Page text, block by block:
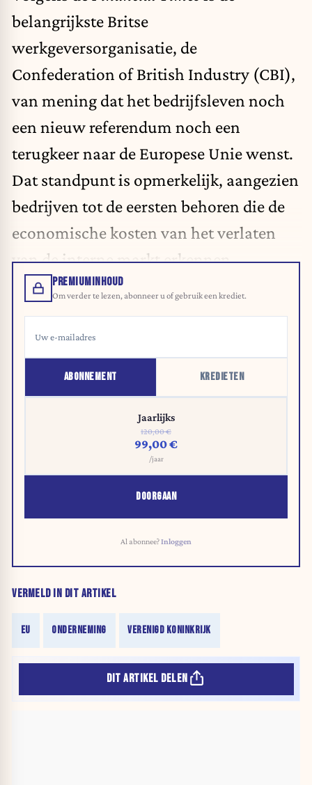
belangrijkste Britse
werkgeversorganisatie, de
Confederation of British Industry (CBI),
van mening dat het bedrijfsleven noch
een nieuw referendum noch een
terugkeer naar de Europese Unie wenst.
Dat standpunt is opmerkelijk, aangezien
bedrijven tot de eersten behoren die de
economische kosten van het verlaten
van de interne markt erkennen.
PREMIUMINHOUD
Om verder te lezen, abonneer u of gebruik een krediet.
ABONNEMENT KREDIETEN
Jaarlijks
120,00 €
99,00 €
/jaar
DOORGAAN
Al abonnee?Inloggen
VERMELD IN DIT ARTIKEL
EU ONDERNEMING VERENIGD KONINKRIJK
DIT ARTIKEL DELEN